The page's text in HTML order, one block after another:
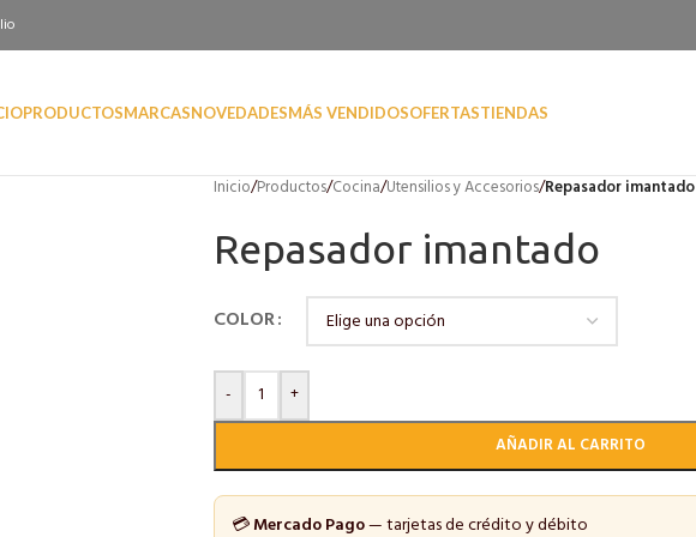
PRODUCTOSMARCASNOVEDADESMÁS VENDIDOSOFERTASTIENDAS
Inicio/Productos/Cocina/Utensilios y Accesorios/Repasador imantado
Repasador imantado
COLOR
-
+
AÑADIR AL CARRITO
💳Mercado Pago— tarjetas de crédito y débito